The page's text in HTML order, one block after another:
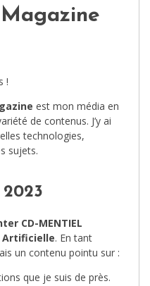
!
est mon média en
de contenus. J’y ai
technologies,
sujets.
CD-MENTIEL
Artificielle. En tant
un contenu pointu sur :
que je suis de près.